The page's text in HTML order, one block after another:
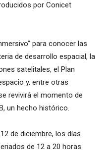
por Conicet
para conocer las
de desarrollo espacial, la
satelitales, el Plan
y, entre otras
revivirá el momento de
un hecho histórico.
de diciembre, los días
de 12 a 20 horas.